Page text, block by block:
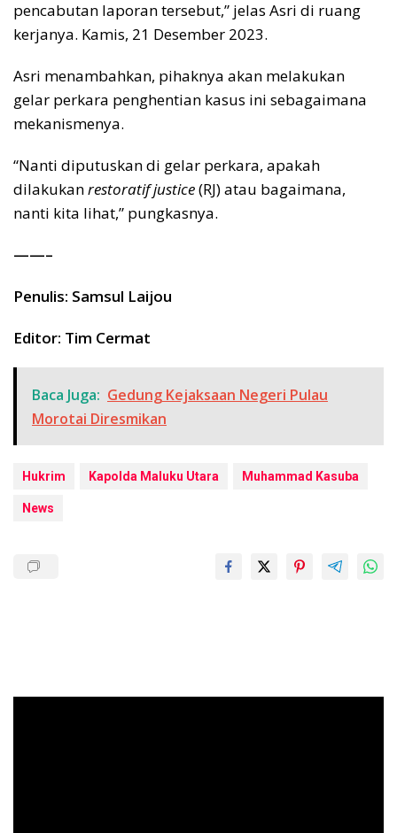
pencabutan laporan tersebut,” jelas Asri di ruang
kerjanya. Kamis, 21 Desember 2023.
Asri menambahkan, pihaknya akan melakukan
gelar perkara penghentian kasus ini sebagaimana
mekanismenya.
“Nanti diputuskan di gelar perkara, apakah
dilakukanrestoratif justice(RJ) atau bagaimana,
nanti kita lihat,” pungkasnya.
——–
Penulis: Samsul Laijou
Editor: Tim Cermat
Baca Juga: Gedung Kejaksaan Negeri Pulau
Morotai Diresmikan
Hukrim Kapolda Maluku Utara Muhammad Kasuba
News